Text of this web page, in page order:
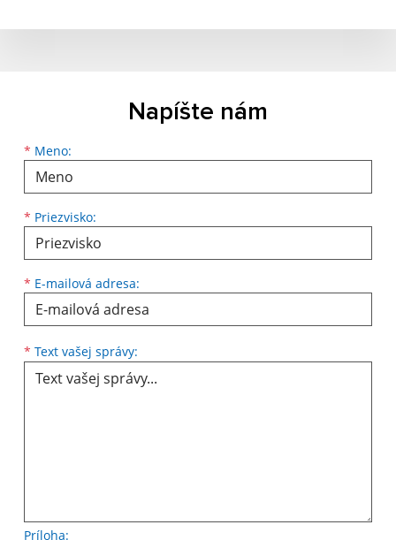
Napíšte nám
* Meno:
Meno
* Priezvisko:
Priezvisko
* E-mailová adresa:
E-mailová adresa
* Text vašej správy:
Príloha: